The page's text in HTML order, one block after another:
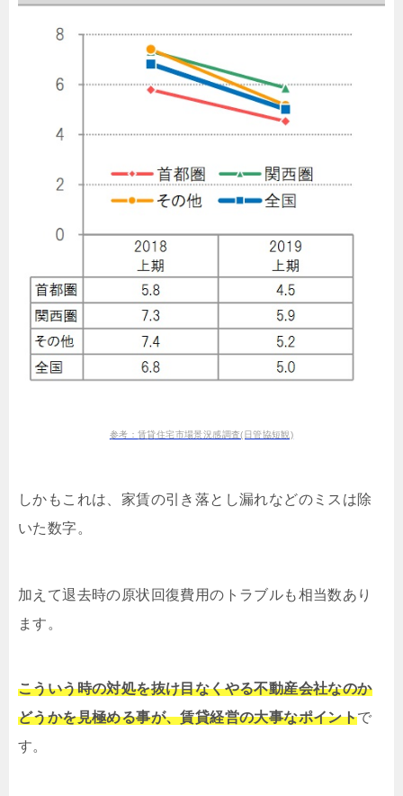
参考：賃貸住宅市場景況感調査(日管協短観)
しかもこれは、家賃の引き落とし漏れなどのミスは除
いた数字。
加えて退去時の原状回復費用のトラブルも相当数あり
ます。
こういう時の対処を抜け目なくやる不動産会社なのか
どうかを見極める事が、賃貸経営の大事なポイントで
す。